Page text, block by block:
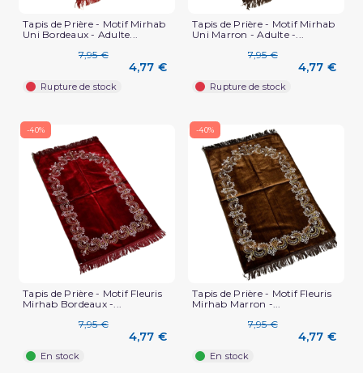
Tapis de Prière - Motif Mirhab
Uni Bordeaux - Adulte...
7,95 €
4,77 €
Rupture de stock
Tapis de Prière - Motif Mirhab
Uni Marron - Adulte -...
7,95 €
4,77 €
Rupture de stock
-40%
Tapis de Prière - Motif Fleuris
Mirhab Bordeaux -...
7,95 €
4,77 €
En stock
-40%
Tapis de Prière - Motif Fleuris
Mirhab Marron -...
7,95 €
4,77 €
En stock